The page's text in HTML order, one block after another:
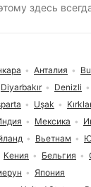
здесь
Мексика
Вьетнам
Кения Бельгия
Япония
Анталия
Diyarbakır Denizli
Uşak